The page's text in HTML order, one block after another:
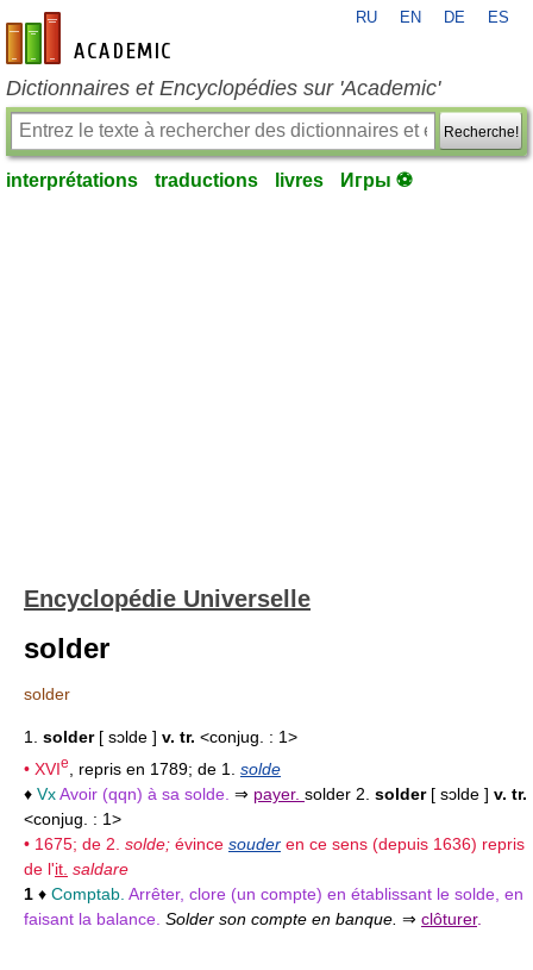
fr-academic.com
RU EN DE ES
Dictionnaires et Encyclopédies sur 'Academic'
Recherche!
interprétations traductions livres Игры ⚽
Encyclopédie Universelle
solder
solder
1. solder[ sɔlde ] v. tr. <conjug. : 1>
• XVIe , repris en 1789; de 1. solde
♦ VxAvoir (qqn) à sa solde. ⇒ payer. solder 2. solder[ sɔlde ] v. tr.
<conjug. : 1>
• 1675; de 2. solde; évince souder en ce sens (depuis 1636) repris
de l'it. saldare
1 ♦ Comptab. Arrêter, clore (un compte) en établissant le solde, en
faisant la balance. Solder son compte en banque. ⇒ clôturer.